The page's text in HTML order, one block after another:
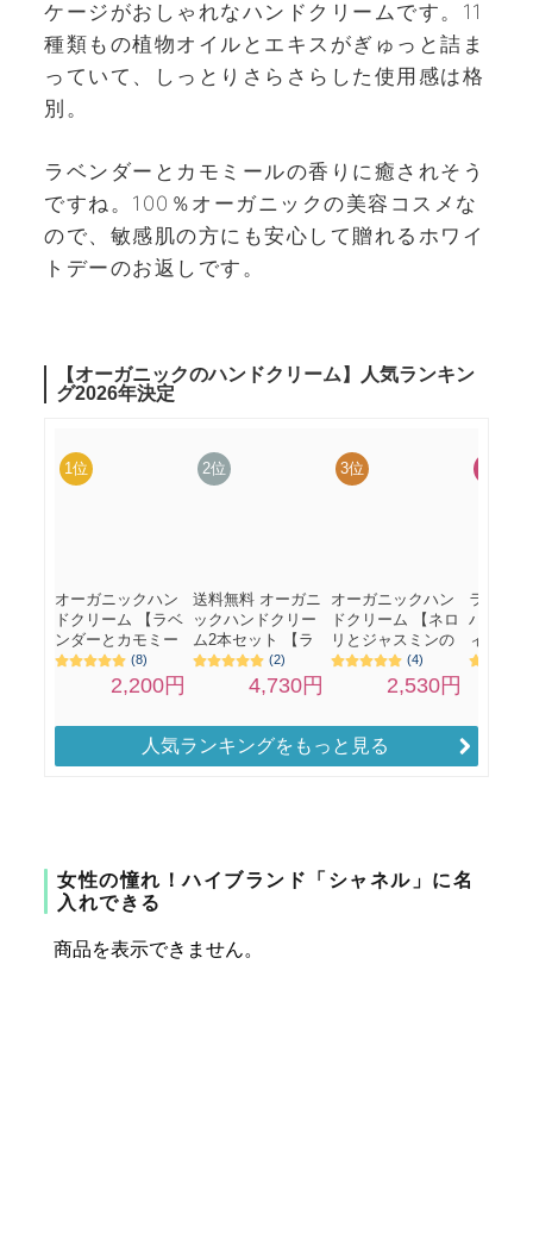
ケージがおしゃれなハンドクリームです。11
種類もの植物オイルとエキスがぎゅっと詰ま
っていて、しっとりさらさらした使用感は格
別。
ラベンダーとカモミールの香りに癒されそう
ですね。100％オーガニックの美容コスメな
ので、敏感肌の方にも安心して贈れるホワイ
トデーのお返しです。
人気ランキングをもっと見る
女性の憧れ！ハイブランド「シャネル」に名
入れできる